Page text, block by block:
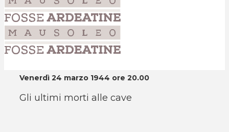
Venerdì 24 marzo 1944 ore 20.00
Gli ultimi morti alle cave